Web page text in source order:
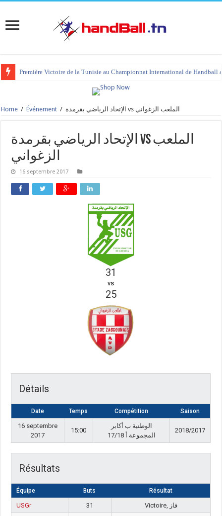
Première Victoire de la Tunisie au Championnat International de Handball
Home / Événement / الإتحاد الرياضي بقرمدة vs الملعب الزغواني
الإتحاد الرياضي بقرمدة vs الملعب
الزغواني
16 septembre 2017
31
vs
25
Détails
Date Temps Compétition Saison
16 septembre
2017
15:00
الوطنية ب أكابر
المجموعة أ 17/18
2018/2017
Résultats
Équipe Buts Résultat
USGr 31
Victoire, فاز